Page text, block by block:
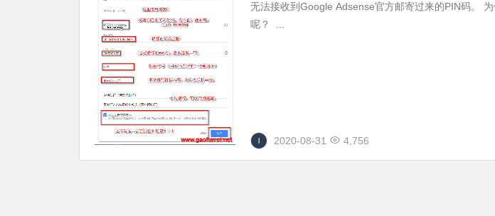
无法接收到Google Adsense官方邮寄过来的PIN码。
呢？ ...
2020-08-31 4,756